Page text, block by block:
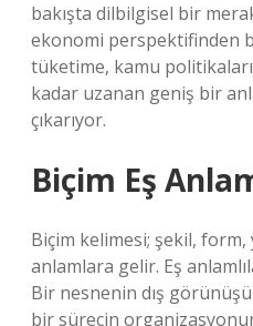
bakışta dilbilgisel bir
ekonomi perspektifinden
tüketime, kamu
kadar uzanan geniş bir
çıkarıyor.
Biçim Eş
Biçim kelimesi; şekil, form,
anlamlara gelir. Eş
Bir nesnenin dış
bir sürecin